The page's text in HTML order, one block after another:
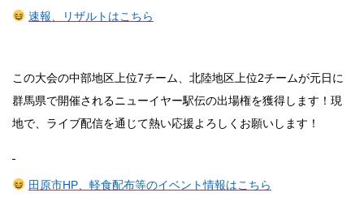
速報、リザルトはこちら
この大会の中部地区上位7チーム、北陸地区上位2チームが元日に
群馬県で開催されるニューイヤー駅伝の出場権を獲得します！現
地で、ライブ配信を通じて熱い応援よろしくお願いします！
田原市HP、軽食配布等のイベント情報はこちら